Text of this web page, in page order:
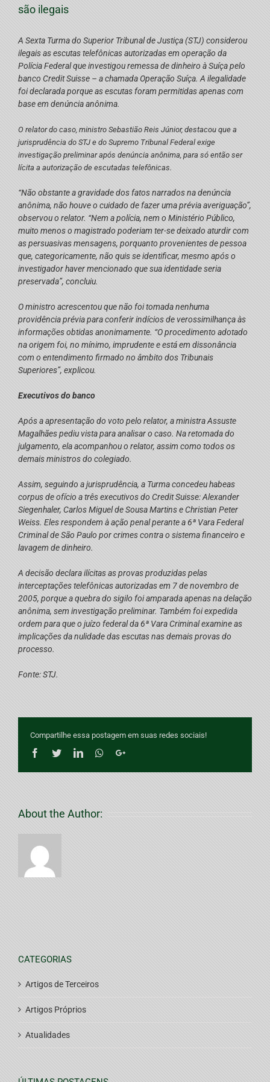
são ilegais
A Sexta Turma do Superior Tribunal de Justiça (STJ) considerou
ilegais as escutas telefônicas autorizadas em operação da
Polícia Federal que investigou remessa de dinheiro à Suíça pelo
banco Credit Suisse – a chamada Operação Suíça. A ilegalidade
foi declarada porque as escutas foram permitidas apenas com
base em denúncia anônima.
O relator do caso, ministro Sebastião Reis Júnior, destacou que a
jurisprudência do STJ e do Supremo Tribunal Federal exige
investigação preliminar após denúncia anônima, para só então ser
lícita a autorização de escutadas telefônicas.
“Não obstante a gravidade dos fatos narrados na denúncia
anônima, não houve o cuidado de fazer uma prévia averiguação”,
observou o relator. “Nem a polícia, nem o Ministério Público,
muito menos o magistrado poderiam ter-se deixado aturdir com
as persuasivas mensagens, porquanto provenientes de pessoa
que, categoricamente, não quis se identificar, mesmo após o
investigador haver mencionado que sua identidade seria
preservada”, concluiu.
O ministro acrescentou que não foi tomada nenhuma
providência prévia para conferir indícios de verossimilhança às
informações obtidas anonimamente. “O procedimento adotado
na origem foi, no mínimo, imprudente e está em dissonância
com o entendimento firmado no âmbito dos Tribunais
Superiores”, explicou.
Executivos do banco
Após a apresentação do voto pelo relator, a ministra Assuste
Magalhães pediu vista para analisar o caso. Na retomada do
julgamento, ela acompanhou o relator, assim como todos os
demais ministros do colegiado.
Assim, seguindo a jurisprudência, a Turma concedeu habeas
corpus de ofício a três executivos do Credit Suisse: Alexander
Siegenhaler, Carlos Miguel de Sousa Martins e Christian Peter
Weiss. Eles respondem à ação penal perante a 6ª Vara Federal
Criminal de São Paulo por crimes contra o sistema financeiro e
lavagem de dinheiro.
A decisão declara ilícitas as provas produzidas pelas
interceptações telefônicas autorizadas em 7 de novembro de
2005, porque a quebra do sigilo foi amparada apenas na delação
anônima, sem investigação preliminar. Também foi expedida
ordem para que o juízo federal da 6ª Vara Criminal examine as
implicações da nulidade das escutas nas demais provas do
processo.
Fonte: STJ.
Compartilhe essa postagem em suas redes sociais!
Facebook
TwitterLinkedInWhatsappGoogle+
About the Author:
CATEGORIAS
Artigos de Terceiros
Artigos Próprios
Atualidades